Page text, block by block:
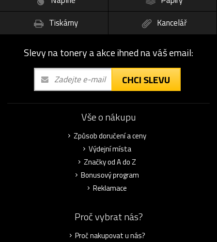
Tiskárny
Kancelář
Slevy na tonery a akce ihned na váš email:
CHCI SLEVU
Vše o nákupu
Způsob doručení a ceny
Výdejní místa
Značky od A do Z
Bonusový program
Reklamace
Proč vybrat nás?
Proč nakupovat u nás?